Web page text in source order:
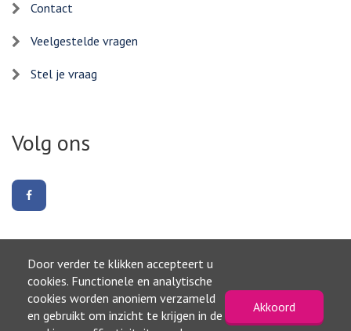
Door verder te klikken accepteert u
cookies. Functionele en analytische
cookies worden anoniem verzameld
en gebruikt om inzicht te krijgen in de
Akkoord
Contact
Veelgestelde vragen
Stel je vraag
Volg ons
ons
Naar boven
©2026, Gemeente Waterland